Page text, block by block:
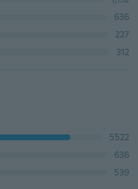
636
227
312
5522
636
539